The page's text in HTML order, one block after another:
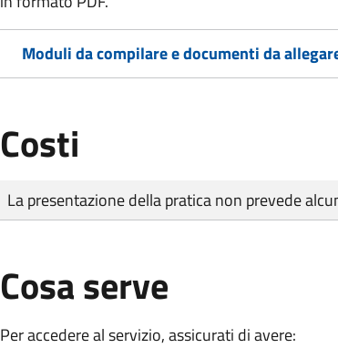
Moduli da compilare e documenti da
Costi
Tipo di pagamento
Importo
La presentazione della pratica non prevede
Cosa serve
Per accedere al servizio, assicurati di avere: